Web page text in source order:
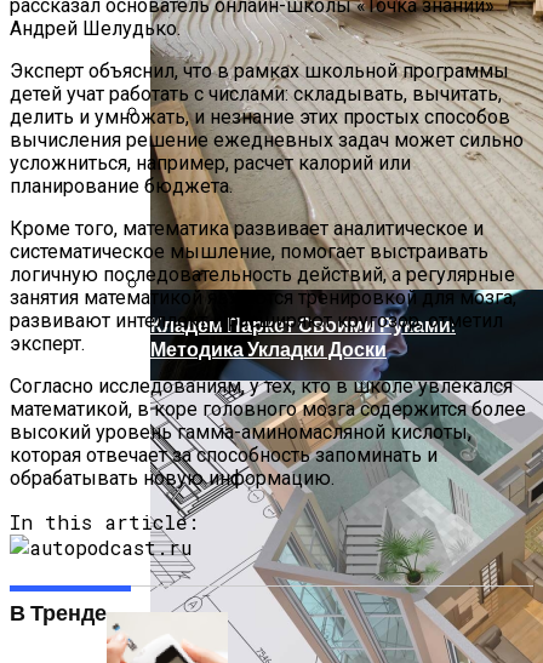
Новый Метод Сканирования Мозга
Помогает Выявить Причины
Депрессии
Кладем Паркет Своими Руками:
Методика Укладки Доски
рассказал основатель онлайн-школы «Точка знаний»
Андрей Шелудько.
Эксперт объяснил, что в рамках школьной программы
детей учат работать с числами: складывать, вычитать,
делить и умножать, и незнание этих простых способов
вычисления решение ежедневных задач может сильно
усложниться, например, расчет калорий или
планирование бюджета.
Кроме того, математика развивает аналитическое и
систематическое мышление, помогает выстраивать
логичную последовательность действий, а регулярные
занятия математикой являются тренировкой для мозга,
развивают интеллект и расширяют кругозор, отметил
эксперт.
Согласно исследованиям, у тех, кто в школе увлекался
математикой, в коре головного мозга содержится более
высокий уровень гамма-аминомасляной кислоты,
которая отвечает за способность запоминать и
обрабатывать новую информацию.
In this article:
В Тренде